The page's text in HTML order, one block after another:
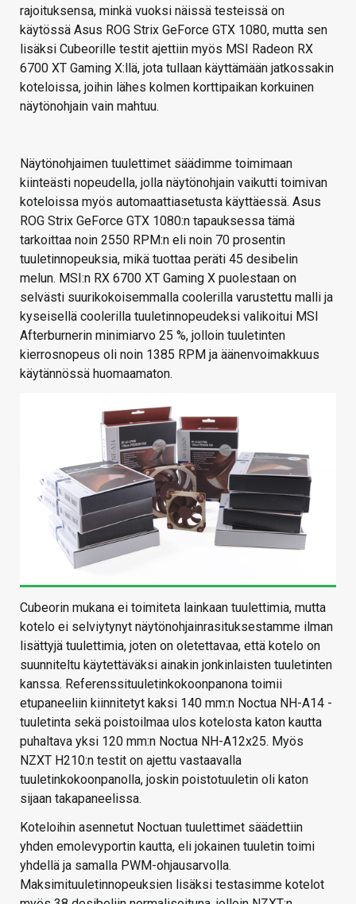
rajoituksensa, minkä vuoksi näissä testeissä on
käytössä Asus ROG Strix GeForce GTX 1080, mutta sen
lisäksi Cubeorille testit ajettiin myös MSI Radeon RX
6700 XT Gaming X:llä, jota tullaan käyttämään jatkossakin
koteloissa, joihin lähes kolmen korttipaikan korkuinen
näytönohjain vain mahtuu.
Näytönohjaimen tuulettimet säädimme toimimaan
kiinteästi nopeudella, jolla näytönohjain vaikutti toimivan
koteloissa myös automaattiasetusta käyttäessä. Asus
ROG Strix GeForce GTX 1080:n tapauksessa tämä
tarkoittaa noin 2550 RPM:n eli noin 70 prosentin
tuuletinnopeuksia, mikä tuottaa peräti 45 desibelin
melun. MSI:n RX 6700 XT Gaming X puolestaan on
selvästi suurikokoisemmalla coolerilla varustettu malli ja
kyseisellä coolerilla tuuletinnopeudeksi valikoitui MSI
Afterburnerin minimiarvo 25 %, jolloin tuuletinten
kierrosnopeus oli noin 1385 RPM ja äänenvoimakkuus
käytännössä huomaamaton.
Cubeorin mukana ei toimiteta lainkaan tuulettimia, mutta
kotelo ei selviytynyt näytönohjainrasituksestamme ilman
lisättyjä tuulettimia, joten on oletettavaa, että kotelo on
suunniteltu käytettäväksi ainakin jonkinlaisten tuuletinten
kanssa. Referenssituuletinkokoonpanona toimii
etupaneeliin kiinnitetyt kaksi 140 mm:n Noctua NH-A14 -
tuuletinta sekä poistoilmaa ulos kotelosta katon kautta
puhaltava yksi 120 mm:n Noctua NH-A12x25. Myös
NZXT H210:n testit on ajettu vastaavalla
tuuletinkokoonpanolla, joskin poistotuuletin oli katon
sijaan takapaneelissa.
Koteloihin asennetut Noctuan tuulettimet säädettiin
yhden emolevyportin kautta, eli jokainen tuuletin toimi
yhdellä ja samalla PWM-ohjausarvolla.
Maksimituuletinnopeuksien lisäksi testasimme kotelot